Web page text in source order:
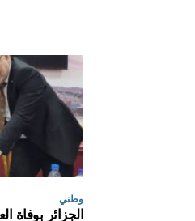
وطني
الجزائر بوفاة